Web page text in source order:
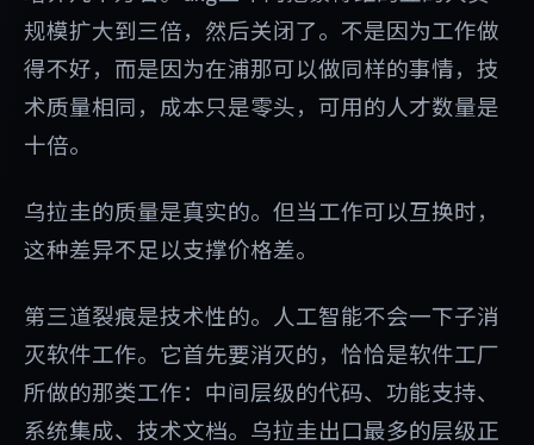
规模扩大到三倍，然后关闭了。不是因为工作做
得不好，而是因为在浦那可以做同样的事情，技
术质量相同，成本只是零头，可用的人才数量是
十倍。
乌拉圭的质量是真实的。但当工作可以互换时，
这种差异不足以支撑价格差。
第三道裂痕是技术性的。人工智能不会一下子消
灭软件工作。它首先要消灭的，恰恰是软件工厂
所做的那类工作：中间层级的代码、功能支持、
系统集成、技术文档。乌拉圭出口最多的层级正